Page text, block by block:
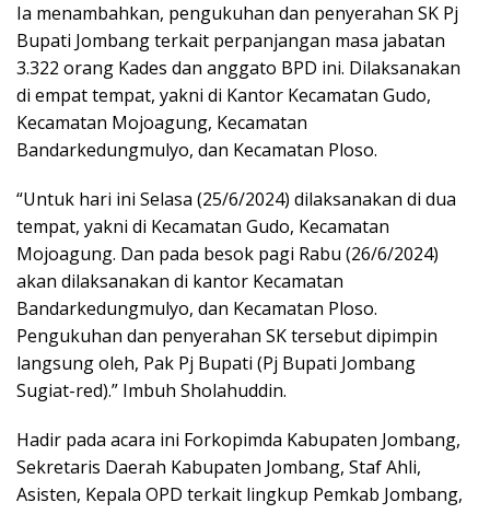
Ia menambahkan, pengukuhan dan penyerahan SK Pj
Bupati Jombang terkait perpanjangan masa jabatan
3.322 orang Kades dan anggato BPD ini. Dilaksanakan
di empat tempat, yakni di Kantor Kecamatan Gudo,
Kecamatan Mojoagung, Kecamatan
Bandarkedungmulyo, dan Kecamatan Ploso.
“Untuk hari ini Selasa (25/6/2024) dilaksanakan di dua
tempat, yakni di Kecamatan Gudo, Kecamatan
Mojoagung. Dan pada besok pagi Rabu (26/6/2024)
akan dilaksanakan di kantor Kecamatan
Bandarkedungmulyo, dan Kecamatan Ploso.
Pengukuhan dan penyerahan SK tersebut dipimpin
langsung oleh, Pak Pj Bupati (Pj Bupati Jombang
Sugiat-red).” Imbuh Sholahuddin.
Hadir pada acara ini Forkopimda Kabupaten Jombang,
Sekretaris Daerah Kabupaten Jombang, Staf Ahli,
Asisten, Kepala OPD terkait lingkup Pemkab Jombang,